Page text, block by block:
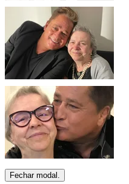
Fechar modal.